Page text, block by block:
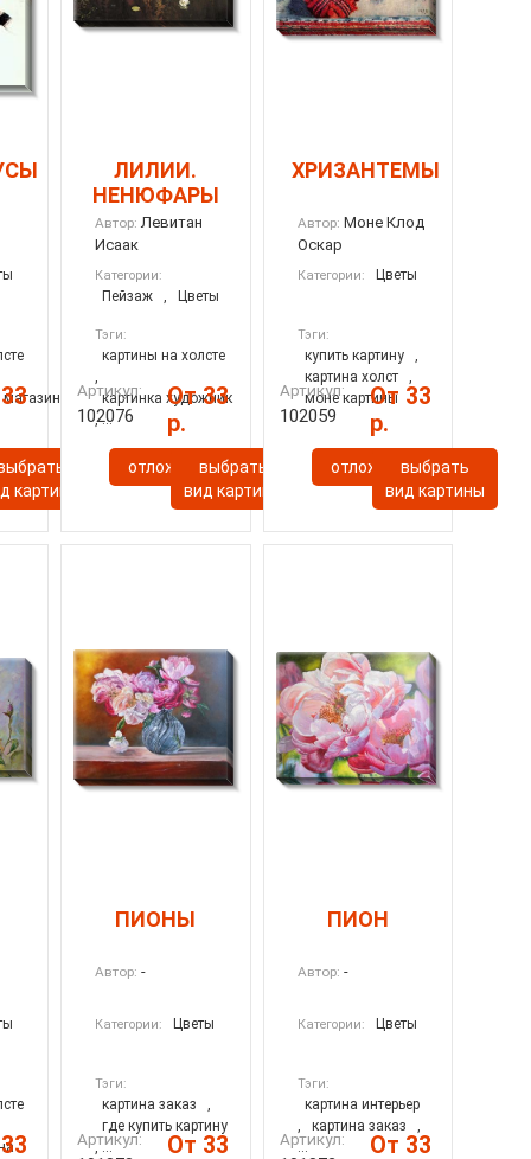
магазин
картины
ЛИЛИИ.
НЕНЮФАРЫ
Автор: Левитан
Исаак
Категории:
Пейзаж , Цветы
Тэги:
картины на холсте
,
картинка художник
, ...
Артикул:
102076
От 33
р.
отложитьвыбрать
вид картины
ХРИЗАНТЕМЫ
Автор: Моне Клод
Оскар
Категории: Цветы
Тэги:
купить картину
,
картина холст
,
моне картины
Артикул:
102059
От 33
р.
отложитьвыбрать
вид картины
ПИОНЫ
Автор: -
Категории: Цветы
Тэги:
картина заказ
,
где купить картину
, ...
Артикул:
От 33
ПИОН
Автор: -
Категории: Цветы
Тэги:
картина интерьер
,
картина заказ
,
...
Артикул:
От 33